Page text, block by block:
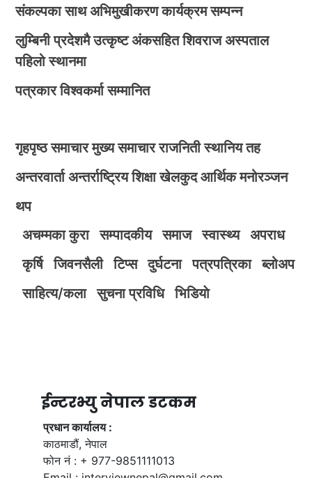
संकल्पका साथ अभिमुखीकरण कार्यक्रम सम्पन्न
लुम्बिनी प्रदेशमै उत्कृष्ट अंकसहित शिवराज अस्पताल
पहिलो स्थानमा
पत्रकार विश्वकर्मा सम्मानित
गृहपृष्ठ समाचार मुख्य समाचार राजनिती स्थानिय तह
अन्तरवार्ता अन्तर्राष्ट्रिय शिक्षा खेलकुद आर्थिक मनोरञ्जन
थप
अचम्मका कुरा
सम्पादकीय समाज स्वास्थ्य
अपराध
कृर्षि
जिवनसैली टिप्स दुर्घटना पत्रपत्रिका
ब्लोअप
साहित्य/कला
सुचना प्रविधि भिडियाे
ईन्टरभ्यु नेपाल डटकम
प्रधान कार्यालय :
काठमाडौं, नेपाल
फोन नं : + 977-9851111013